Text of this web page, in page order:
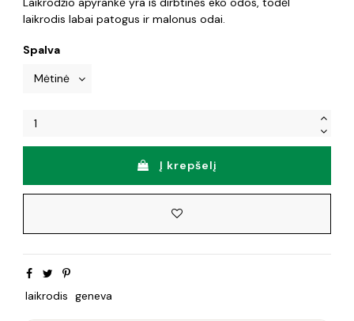
laikrodis labai patogus ir malonus odai.
Spalva
Į krepšelį
laikrodis geneva